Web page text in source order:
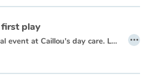
first play
There's a special event at Caillou's day care. Leo, Clementine and Caillou are getting ready to be in a play.
available in French:
…